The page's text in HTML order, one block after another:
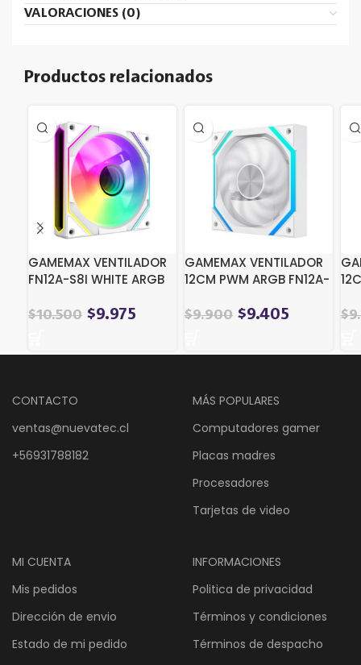
VALORACIONES (0)
Productos relacionados
GAMEMAX VENTILADOR
FN12A-S8I WHITE ARGB
$10.500 $9.975
GAMEMAX VENTILADOR
12CM PWM ARGB FN12A-
$9.900 $9.405 $
CONTACTO
ventas@nuevatec.cl
+56931788182
MÁS POPULARES
Computadores gamer
Placas madres
Procesadores
Tarjetas de video
MI CUENTA
Mis pedidos
Dirección de envio
Estado de mi pedido
INFORMACIONES
Politica de privacidad
Términos y condiciones
Términos de despacho